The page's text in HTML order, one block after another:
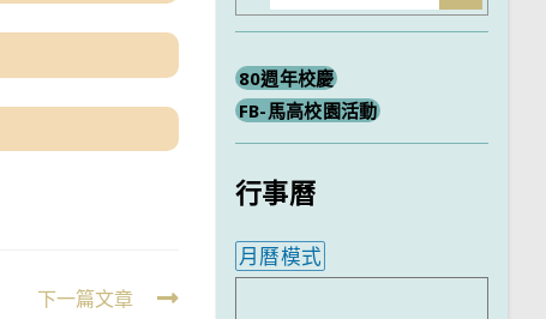
下一篇文章
尋
80週年校慶
FB-馬高校園活動
行事曆
月曆模式